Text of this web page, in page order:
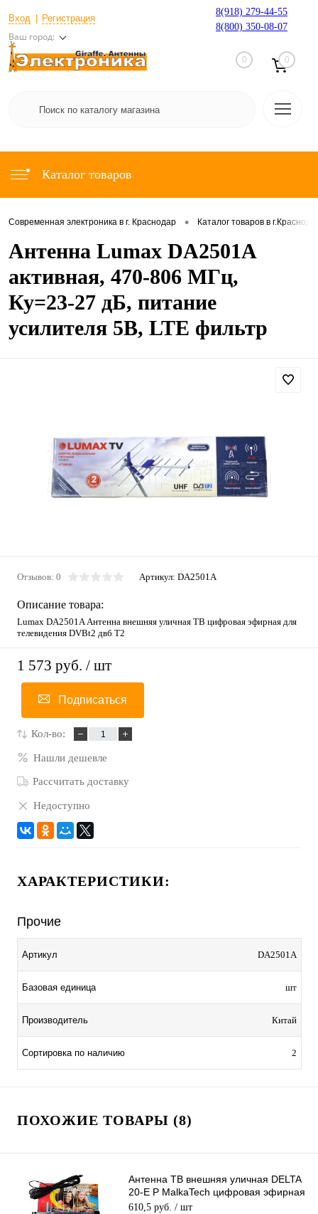
Вход Регистрация
Ваш город:
8(918) 279-44-55
8(800) 350-08-07
0 0
Каталог товаров
Современная электроника в г. Краснодар • Каталог товаров в
Антенна Lumax DA2501A
активная, 470-806 МГц,
Ку=23-27 дБ, питание
усилителя 5В, LTE фильтр
Отзывов: 0 Артикул: DA2501A
Описание товара:
Lumax DA2501A Антенна внешняя уличная ТВ цифровая эфирная для
телевидения DVBt2 двб Т2
1 573 руб. / шт
Подписаться
Кол-во:
Нашли дешевле
Рассчитать доставку
Недоступно
ХАРАКТЕРИСТИКИ:
Прочие
Артикул DA2501A
Базовая единица шт
Производитель Китай
Сортировка по наличию 2
ПОХОЖИЕ ТОВАРЫ (8)
Антенна ТВ внешняя уличная DELTA
20-E P MalkaTech цифровая эфирная
для DVB-T2 ТВ наружная
610,5 руб. / шт